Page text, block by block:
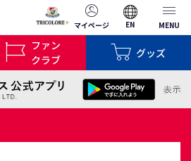
マイページ EN MENU
ファン
クラブ
グッズ